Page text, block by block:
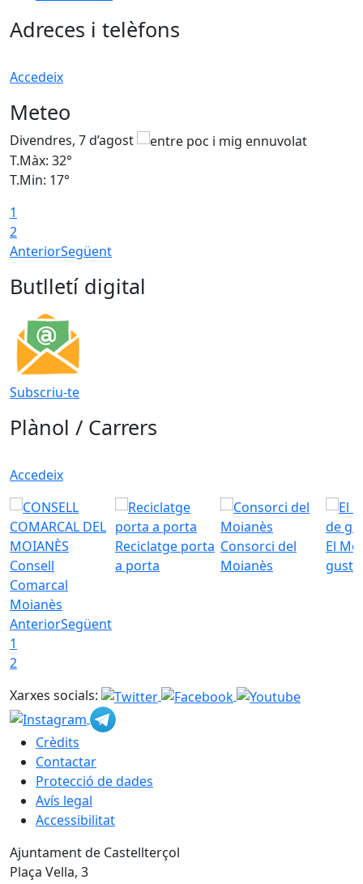
Adreces i telèfons
Accedeix
Meteo
Divendres, 7 d’agost
T.Màx: 32°
T.Min: 17°
1
2
AnteriorSegüent
Butlletí digital
Subscriu-te
Plànol / Carrers
Accedeix
Consell
Comarcal
Moianès
Reciclatge porta
a porta
Consorci del
Moianès
El
gust
AnteriorSegüent
1
2
Xarxes socials:
Crèdits
Contactar
Protecció de dades
Avís legal
Accessibilitat
Ajuntament de Castellterçol
Plaça Vella, 3